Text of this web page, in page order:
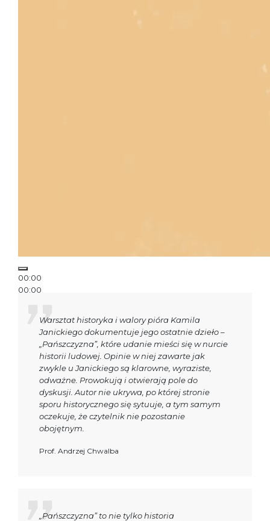
00:00
00:00
Warsztat historyka i walory pióra Kamila
Janickiego dokumentuje jego ostatnie dzieło –
„Pańszczyzna”, które udanie mieści się w nurcie
historii ludowej. Opinie w niej zawarte jak
zwykle u Janickiego są klarowne, wyraziste,
odważne. Prowokują i otwierają pole do
dyskusji. Autor nie ukrywa, po której stronie
sporu historycznego się sytuuje, a tym samym
oczekuje, że czytelnik nie pozostanie
obojętnym.
Prof. Andrzej Chwalba
„Pańszczyzna” to nie tylko historia